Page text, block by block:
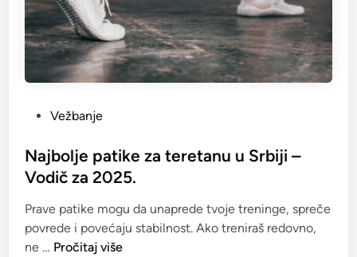
s
t
d
i
n
Vežbanje
Najbolje patike za teretanu u Srbiji –
Vodič za 2025.
Prave patike mogu da unaprede tvoje treninge, spreče
povrede i povećaju stabilnost. Ako treniraš redovno,
ne … N
Pročitaj više